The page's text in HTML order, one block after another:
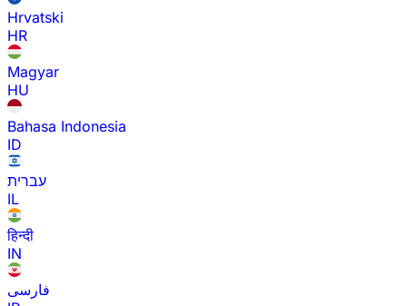
Hrvatski
HR
Magyar
HU
Bahasa Indonesia
ID
עברית
IL
हिन्दी
IN
فارسی